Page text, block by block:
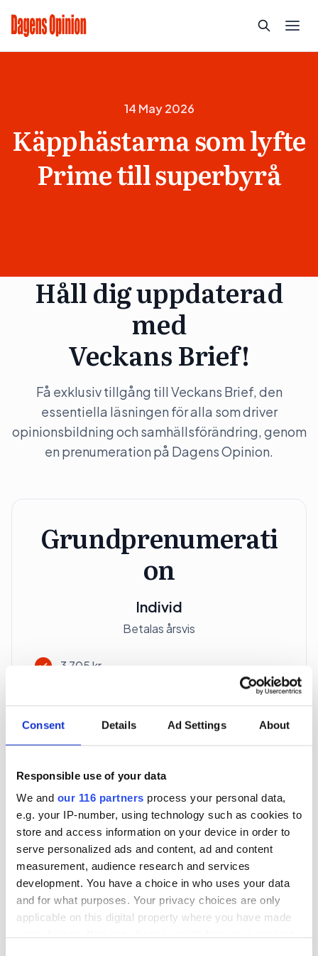
Consent Details Ad Settings About
Responsible use of your data
We and our 116 partners process your personal data,
e.g. your IP-number, using technology such as cookies to
store and access information on your device in order to
serve personalized ads and content, ad and content
measurement, audience research and services
development. You have a choice in who uses your data
and for what purposes. Your privacy choices are only
applicable on this digital property where you have made
14 May 2026
Käpphästarna som lyfte
Prime till superbyrå
Håll dig uppdaterad
med
Veckans Brief!
Få exklusiv tillgång till Veckans Brief, den
essentiella läsningen för alla som driver
opinionsbildning och samhällsförändring, genom
en prenumeration på Dagens Opinion.
Grundprenumerati
on
Individ
Betalas årsvis
3 705 kr
*Moms (6 %) ingår i alla priser.
Företagspaket